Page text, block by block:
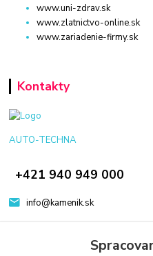
www.uni-zdrav.sk
www.zlatnictvo-online.sk
www.zariadenie-firmy.sk
Kontakty
AUTO-TECHNA
+421 940 949 000
info@kamenik.sk